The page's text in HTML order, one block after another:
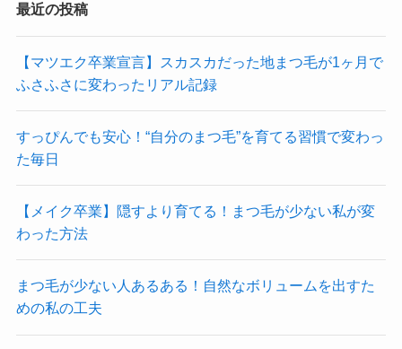
最近の投稿
【マツエク卒業宣言】スカスカだった地まつ毛が1ヶ月で
ふさふさに変わったリアル記録
すっぴんでも安心！“自分のまつ毛”を育てる習慣で変わっ
た毎日
【メイク卒業】隠すより育てる！まつ毛が少ない私が変
わった方法
まつ毛が少ない人あるある！自然なボリュームを出すた
めの私の工夫